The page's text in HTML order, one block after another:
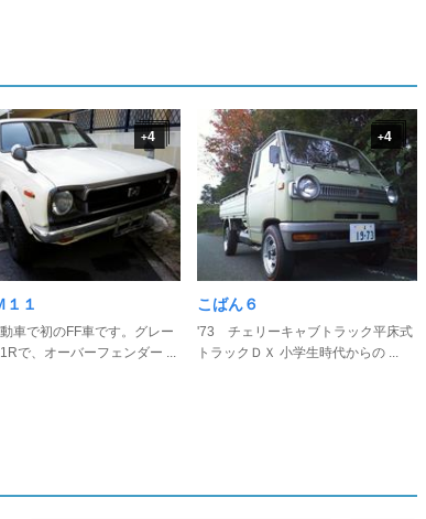
+4
１１
車で初のFF車です。グレー
で、オーバーフェンダー ...
+4
こばん６
'73 チェリーキャブトラック平床式
トラックＤＸ 小学生時代からの ...